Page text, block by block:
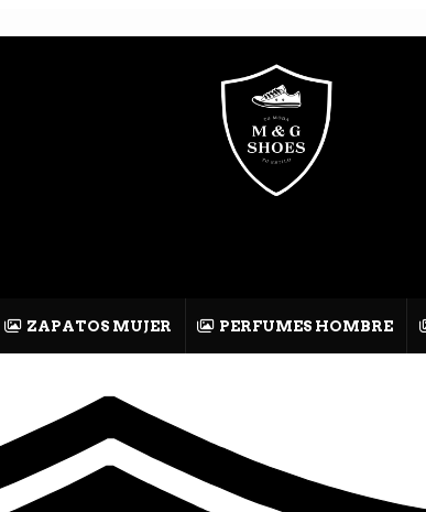
ZAPATOS MUJER PERFUMES HOMBRE